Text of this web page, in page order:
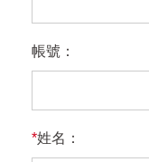
帳號：
*姓名：